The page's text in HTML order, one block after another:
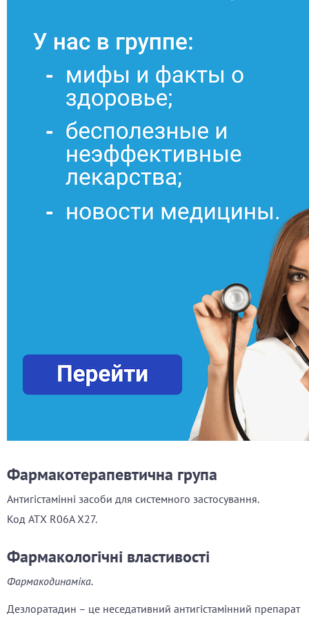
Фармакотерапевтична група
Антигістамінні засоби для системного застосування.
Код ATХ R06A X27.
Фармакологічні властивості
Фармакодинаміка.
Дезлоратадин – це неседативний антигістамінний препарат